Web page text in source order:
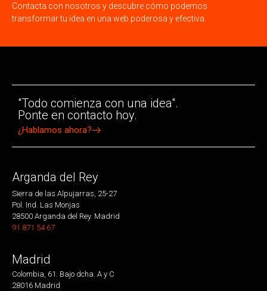
Contacta con nosotros y descubre cómo podemos
transformar tu idea en una web poderosa y efectiva.
"Todo comienza con una idea".
Ponte en contacto hoy.
¿Hablamos ahora?
Arganda del Rey
Sierra de las Alpujarras, 25-27
Pol. Ind. Las Monjas
28500 Arganda del Rey. Madrid
91 871 54 67
Madrid
Colombia, 61. Bajo dcha. A y C
28016 Madrid